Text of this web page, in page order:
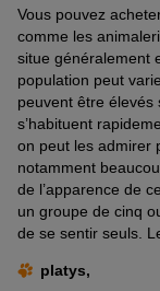
Vous pouvez
comme les
situe généralement
population peut
peuvent être
s’habituent
on peut les admirer
notamment
de l’apparence de
un groupe de cinq
de se sentir seuls.
platys,